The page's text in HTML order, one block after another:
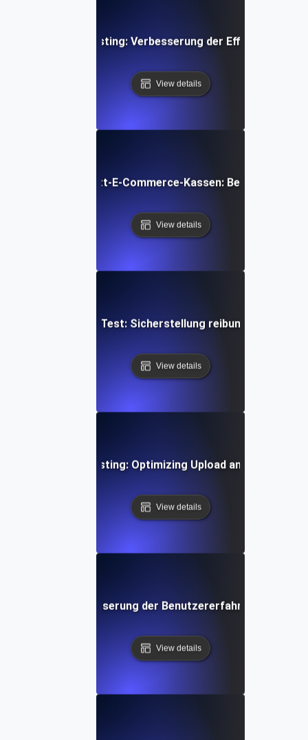
Flow Testing: Verbesserung der Effizienz des
View details
von Mehrschritt-E-Commerce-Kassen: Best
View details
Workflow-Test: Sicherstellung reibungsloser
View details
Video Flow Testing: Optimizing Upload and Playback
View details
Testing: Verbesserung der Benutzererfahrung von der
View details